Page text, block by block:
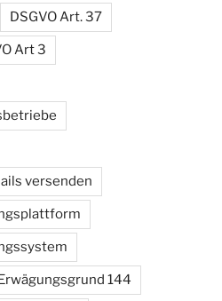
DSGVO Art. 37
Art 3
versenden
144